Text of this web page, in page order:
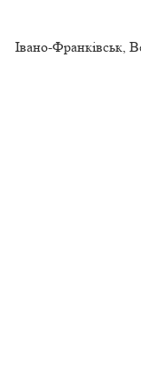
Івано-Франківськ,